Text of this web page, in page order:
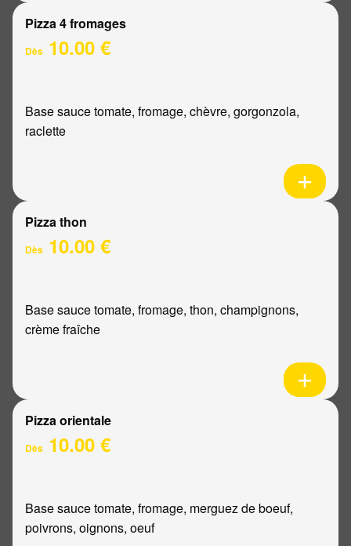
Pizza 4 fromages
Dès 10.00 €
Base sauce tomate, fromage, chèvre, gorgonzola,
raclette
Pizza thon
Dès 10.00 €
Base sauce tomate, fromage, thon, champignons,
crème fraîche
Pizza orientale
Dès 10.00 €
Base sauce tomate, fromage, merguez de boeuf,
poivrons, oignons, oeuf